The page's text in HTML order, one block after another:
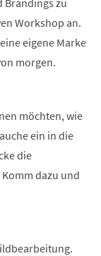
Workshop an.
eigene Marke
morgen.
möchten, wie
ein in die
die
dazu und